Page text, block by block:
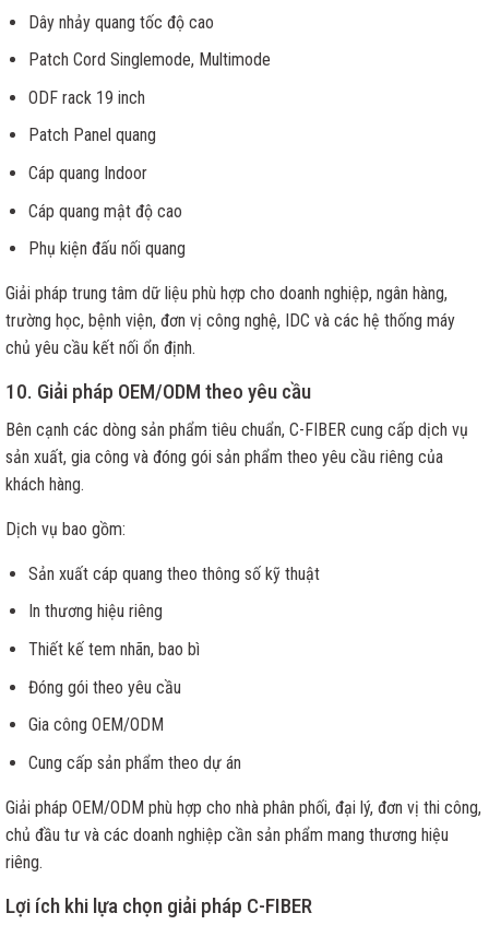
Dây nhảy quang tốc độ cao
Patch Cord Singlemode, Multimode
ODF rack 19 inch
Patch Panel quang
Cáp quang Indoor
Cáp quang mật độ cao
Phụ kiện đấu nối quang
Giải pháp trung tâm dữ liệu phù hợp cho doanh nghiệp, ngân hàng,
trường học, bệnh viện, đơn vị công nghệ, IDC và các hệ thống máy
chủ yêu cầu kết nối ổn định.
10. Giải pháp OEM/ODM theo yêu cầu
Bên cạnh các dòng sản phẩm tiêu chuẩn, C-FIBER cung cấp dịch vụ
sản xuất, gia công và đóng gói sản phẩm theo yêu cầu riêng của
khách hàng.
Dịch vụ bao gồm:
Sản xuất cáp quang theo thông số kỹ thuật
In thương hiệu riêng
Thiết kế tem nhãn, bao bì
Đóng gói theo yêu cầu
Gia công OEM/ODM
Cung cấp sản phẩm theo dự án
Giải pháp OEM/ODM phù hợp cho nhà phân phối, đại lý, đơn vị thi công,
chủ đầu tư và các doanh nghiệp cần sản phẩm mang thương hiệu
riêng.
Lợi ích khi lựa chọn giải pháp C-FIBER